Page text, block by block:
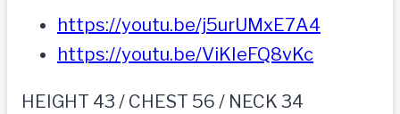
https://youtu.be/j5urUMxE7A4
https://youtu.be/ViKIeFQ8vKc
HEIGHT 43 / CHEST 56 / NECK 34